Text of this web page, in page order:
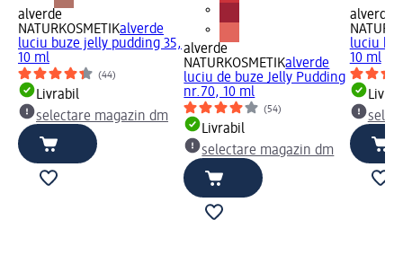
alverde
NATURKOSMETIKalverde
luciu buze jelly pudding 35,
10 ml
(44)
Livrabil
selectare magazin dm
alverde
NATURKOSMETIKalverde
luciu de buze Jelly Pudding
nr.70, 10 ml
(54)
Livrabil
selectare magazin dm
alverde
luciu
10 ml